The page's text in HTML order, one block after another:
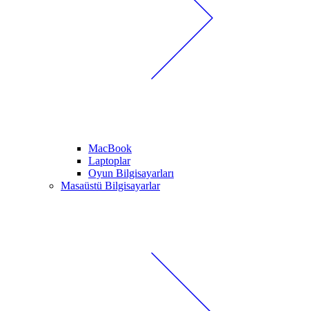
MacBook
Laptoplar
Oyun Bilgisayarları
Masaüstü Bilgisayarlar